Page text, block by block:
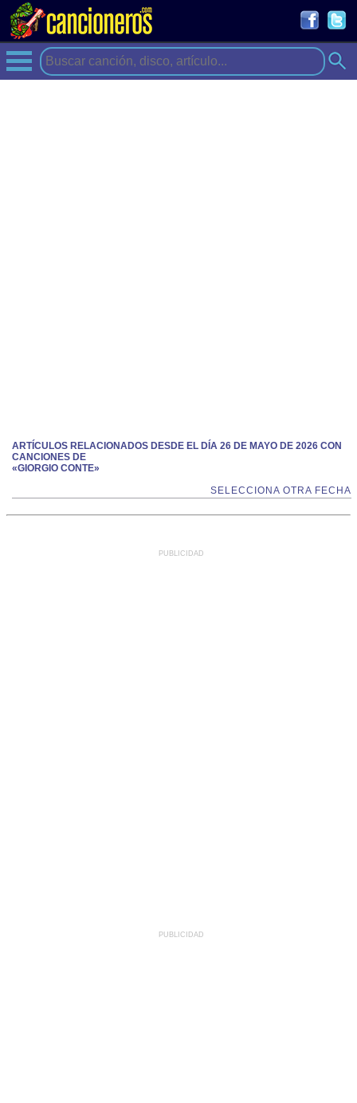
ARTÍCULOS RELACIONADOS DESDE EL DÍA 26 DE MAYO DE 2026 CON
CANCIONES DE
«GIORGIO CONTE»
SELECCIONA OTRA FECHA
PUBLICIDAD
PUBLICIDAD